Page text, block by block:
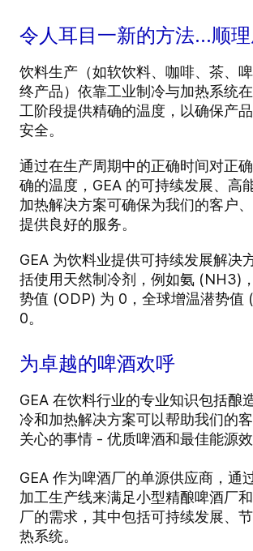
令人耳目一新的方法…顺
饮料生产（如软饮料、咖啡、茶、
终产品）依靠工业制冷与加热系统
工阶段提供精确的温度，以确保产
安全。
通过在生产周期中的正确时间对正
确的温度，GEA 的可持续发展、高
加热解决方案可确保为我们的客户
提供良好的服务。
GEA 为饮料业提供可持续发展解决
括使用天然制冷剂，例如氨 (NH3)
势值 (ODP) 为 0，全球增温潜势值
0。
为卓越的啤酒欢呼
GEA 在饮料行业的专业知识包括酿
冷和加热解决方案可以帮助我们的
关心的事情 - 优质啤酒和最佳能源效
GEA 作为啤酒厂的单源供应商，通
加工生产线来满足小型精酿啤酒厂
厂的需求，其中包括可持续发展、
热系统。